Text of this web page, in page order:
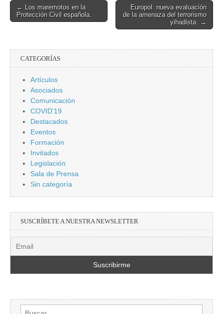
Post
navigation
← Los maremotos en la
Protección Civil española.
Europol: nueva evaluación
de la amenaza del terrorismo
yihadista. →
CATEGORÍAS
Artículos
Asociados
Comunicación
COVID'19
Destacados
Eventos
Formación
Invitados
Legislación
Sala de Prensa
Sin categoría
SUSCRÍBETE A NUESTRA NEWSLETTER
Buscar: